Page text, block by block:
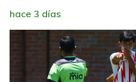
hace 3 días